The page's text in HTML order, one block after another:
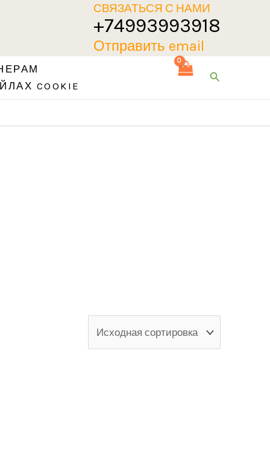
СВЯЗАТЬСЯ С НАМИ
+74993993918
Отправить email
COOKIE
Поиск